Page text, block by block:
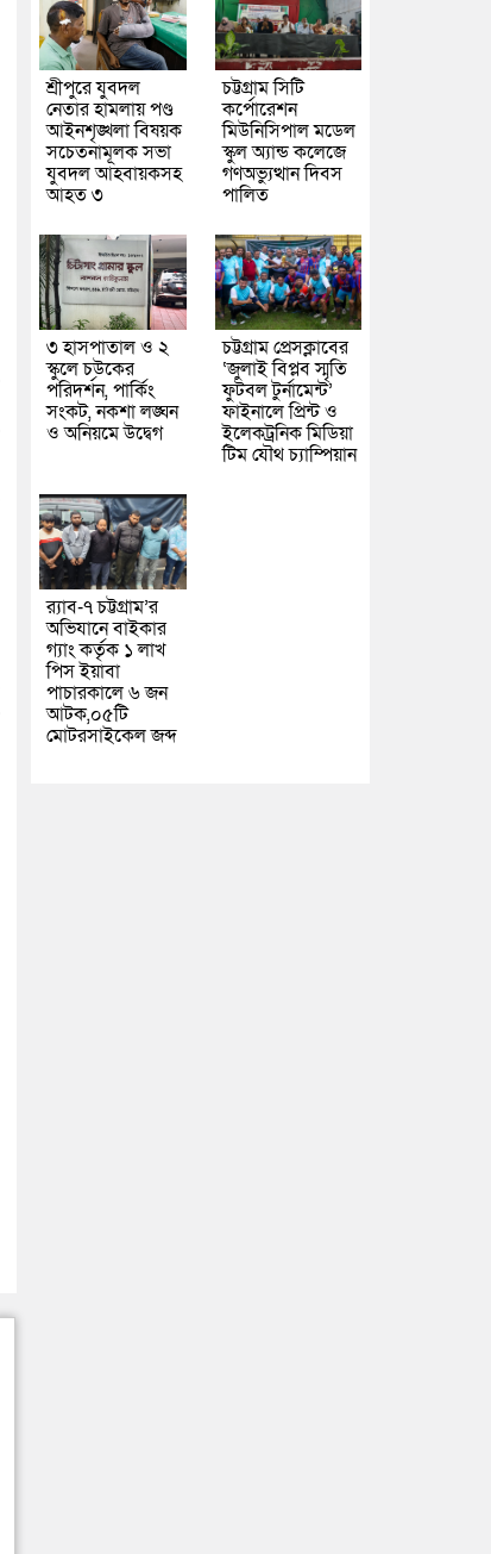
শ্রীপুরে যুবদল
নেতার হামলায় পণ্ড
আইনশৃঙ্খলা বিষয়ক
সচেতনামূলক সভা
যুবদল আহবায়কসহ
আহত ৩
চট্টগ্রাম সিটি
কর্পোরেশন
মিউনিসিপাল মডেল
স্কুল অ্যান্ড কলেজে
গণঅভ্যুত্থান দিবস
পালিত
৩ হাসপাতাল ও ২
স্কুলে চউকের
পরিদর্শন, পার্কিং
সংকট, নকশা লঙ্ঘন
ও অনিয়মে উদ্বেগ
চট্টগ্রাম প্রেসক্লাবের
‘জুলাই বিপ্লব স্মৃতি
ফুটবল টুর্নামেন্ট’
ফাইনালে প্রিন্ট ও
ইলেকট্রনিক মিডিয়া
টিম যৌথ চ্যাম্পিয়ান
র‌্যাব-৭ চট্টগ্রাম’র
অভিযানে বাইকার
গ্যাং কর্তৃক ১ লাখ
পিস ইয়াবা
পাচারকালে ৬ জন
আটক,০৫টি
মোটরসাইকেল জব্দ